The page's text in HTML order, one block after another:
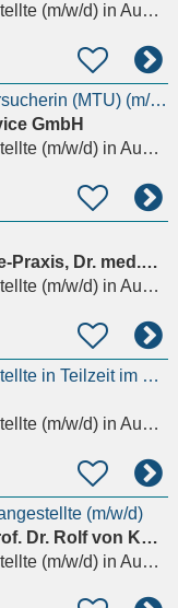
(m/w/d)in Augsburg, Hochfeld
Medizinisch-Taktile Untersucherin (MTU) (m/w/d)
GmbH
(m/w/d)in Augsburg, Innenstadt
Allgemein-Internistische-Praxis, Dr. med.Rolf Gabler
(m/w/d)in Augsburg, Innenstadt
Medizinische Fachangestellte in Teilzeit im Zentrum von Augsburg
(m/w/d)in Augsburg, Innenstadt
(m/w/d)
Uro-Clinic-Augsburg Prof. Dr. Rolf von Knobloch
(m/w/d)in Augsburg, Innenstadt